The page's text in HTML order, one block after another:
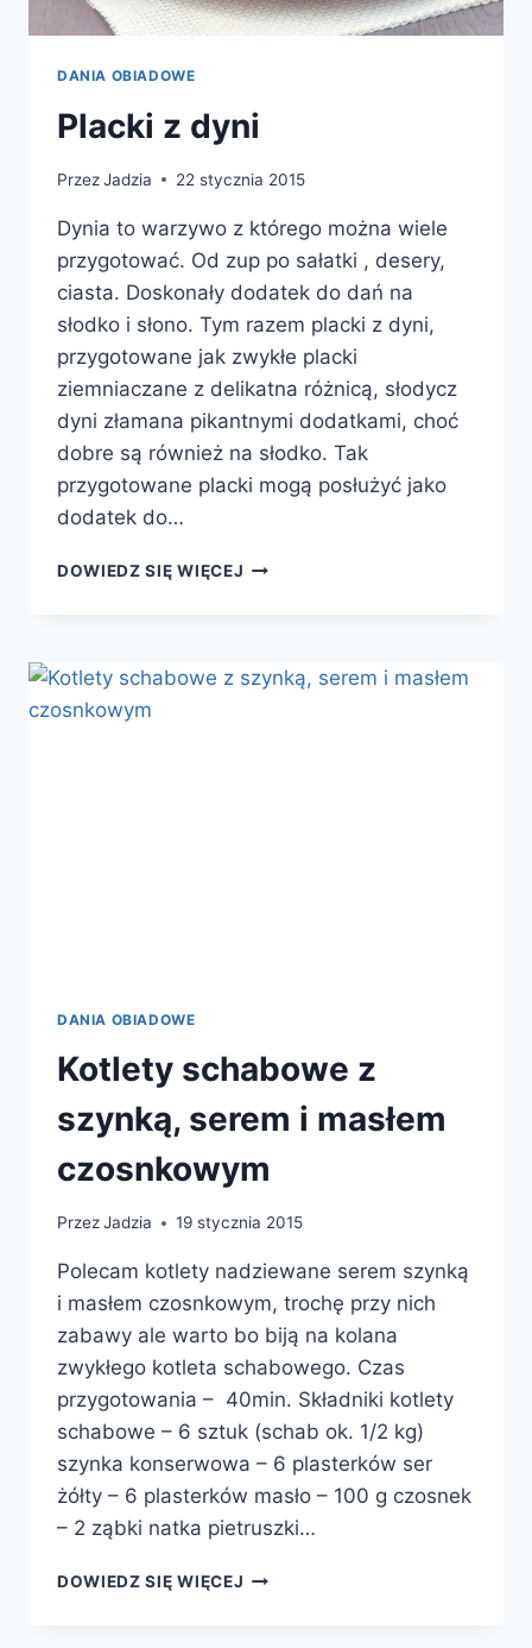
DANIA OBIADOWE
Placki z dyni
PrzezJadzia 22 stycznia 2015
Dynia to warzywo z którego można wiele
przygotować. Od zup po sałatki , desery,
ciasta. Doskonały dodatek do dań na
słodko i słono. Tym razem placki z dyni,
przygotowane jak zwykłe placki
ziemniaczane z delikatna różnicą, słodycz
dyni złamana pikantnymi dodatkami, choć
dobre są również na słodko. Tak
przygotowane placki mogą posłużyć jako
dodatek do…
DOWIEDZ SIĘ WIĘCEJ PLACKI
DANIA OBIADOWE
Kotlety schabowe z
szynką, serem i masłem
czosnkowym
PrzezJadzia 19 stycznia 2015
Polecam kotlety nadziewane serem szynką
i masłem czosnkowym, trochę przy nich
zabawy ale warto bo biją na kolana
zwykłego kotleta schabowego. Czas
przygotowania – 40min. Składniki kotlety
schabowe – 6 sztuk (schab ok. 1/2 kg)
szynka konserwowa – 6 plasterków ser
żółty – 6 plasterków masło – 100 g czosnek
– 2 ząbki natka pietruszki…
DOWIEDZ SIĘ WIĘCEJ KOTLETY